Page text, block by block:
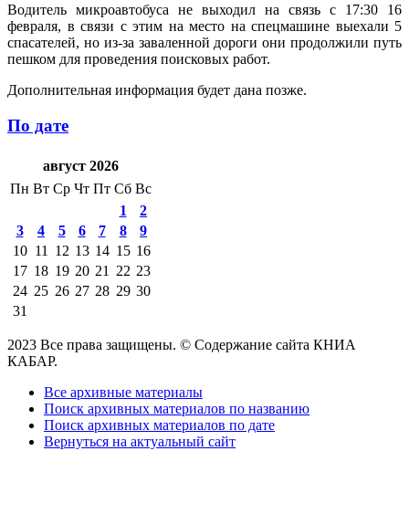
Водитель микроавтобуса не выходил на связь с 17:30 16
февраля, в связи с этим на место на спецмашине выехали 5
спасателей, но из-за заваленной дороги они продолжили путь
пешком для проведения поисковых работ.
Дополнительная информация будет дана позже.
По дате
август 2026
Пн Вт Ср Чт Пт Сб Вс
1
2
3
4 5 6 7 8
9
10 11 12 13 14 15 16
17 18 19 20 21 22 23
24 25 26 27 28 29 30
31
2023 Все права защищены. © Содержание сайта КНИА
КАБАР.
Все архивные материалы
Поиск архивных материалов по названию
Поиск архивных материалов по дате
Вернуться на актуальный сайт